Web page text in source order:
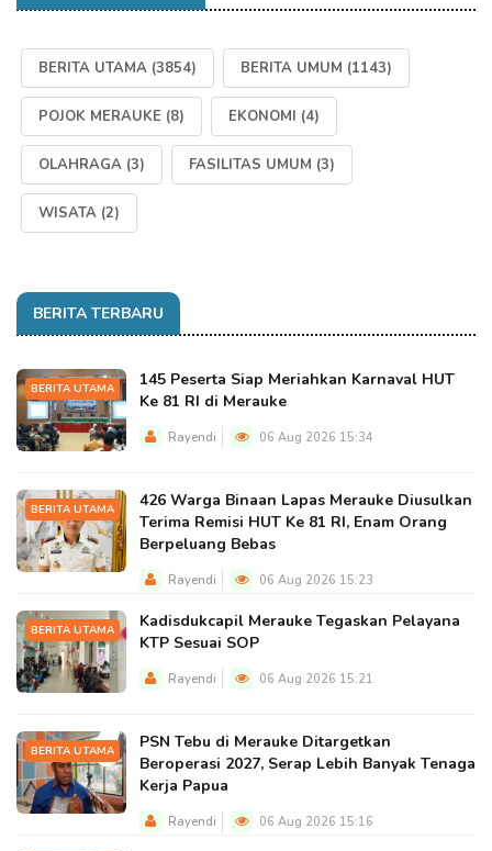
BERITA UTAMA (3854) BERITA UMUM (1143)
POJOK MERAUKE (8) EKONOMI (4)
OLAHRAGA (3) FASILITAS UMUM (3)
WISATA (2)
BERITA TERBARU
BERITA UTAMA
145 Peserta Siap Meriahkan Karnaval HUT
Ke 81 RI di Merauke
Rayendi 06 Aug 2026 15:34
BERITA UTAMA
426 Warga Binaan Lapas Merauke Diusulkan
Terima Remisi HUT Ke 81 RI, Enam Orang
Berpeluang Bebas
Rayendi 06 Aug 2026 15:23
BERITA UTAMA
Kadisdukcapil Merauke Tegaskan Pelayana
KTP Sesuai SOP
Rayendi 06 Aug 2026 15:21
BERITA UTAMA
PSN Tebu di Merauke Ditargetkan
Beroperasi 2027, Serap Lebih Banyak Tenaga
Kerja Papua
Rayendi 06 Aug 2026 15:16